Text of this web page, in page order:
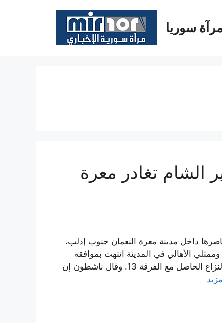
سوريا
الشام تغادر معرة
داخل مدينة معرة النعمان جنوب إدلب،
الأهالي في المدينة انتهت بموافقة
تحرير الشام على الانسحاب وتجنيب المعرة والمدنيين فيها النزاع الحاصل مع الفرقة 13. وقال ناشطون إن